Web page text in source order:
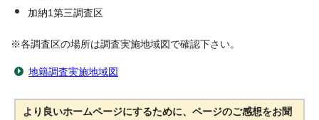
加納1第三調査区
※各調査区の場所は調査実施地域図で確認下さい。
地籍調査実施地域図
より良いホームページにするために、ページのご感想をお聞